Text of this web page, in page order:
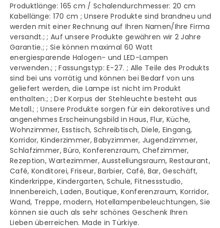
Produktlänge: 165 cm / Schalendurchmesser: 20 cm
Kabellänge: 170 cm ; Unsere Produkte sind brandneu und
werden mit einer Rechnung auf Ihren Namen/Ihre Firma
versandt.; ; Auf unsere Produkte gewähren wir 2 Jahre
Garantie.; ; Sie können maximal 60 Watt
energiesparende Halogen- und LED-Lampen
verwenden.; ; Fassungstyp: E-27. ; Alle Teile des Produkts
sind bei uns vorrätig und können bei Bedarf von uns
geliefert werden, die Lampe ist nicht im Produkt
enthalten.; ; Der Korpus der Stehleuchte besteht aus
Metall.; ; Unsere Produkte sorgen für ein dekoratives und
angenehmes Erscheinungsbild in Haus, Flur, Küche,
Wohnzimmer, Esstisch, Schreibtisch, Diele, Eingang,
Korridor, Kinderzimmer, Babyzimmer, Jugendzimmer,
Schlafzimmer, Büro, Konferenzraum, Chefzimmer,
Rezeption, Wartezimmer, Ausstellungsraum, Restaurant,
Café, Konditorei, Friseur, Barbier, Café, Bar, Geschäft,
Kinderkrippe, Kindergarten, Schule, Fitnessstudio,
Innenbereich, Laden, Boutique, Konferenzraum, Korridor,
Wand, Treppe, modern, Hotellampenbeleuchtungen, Sie
können sie auch als sehr schönes Geschenk Ihren
Lieben überreichen. Made in Türkiye.